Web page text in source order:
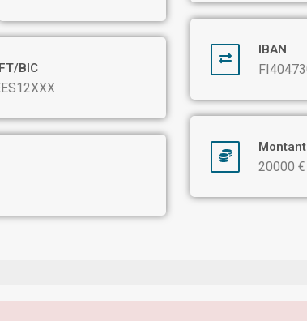
BIC
IBAN
20000 €